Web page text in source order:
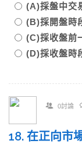
(A)採盤中交
(B)採開盤時
(C)採收盤前
(D)採收盤時
0討論
18. 在正向市